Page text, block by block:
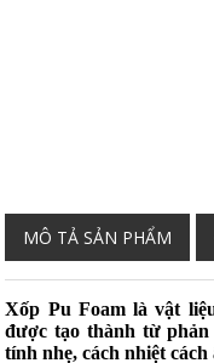
MÔ TẢ SẢN PHẨM
Xốp Pu Foam là vật
được tạo thành từ phản
tính nhẹ, cách nhiệt